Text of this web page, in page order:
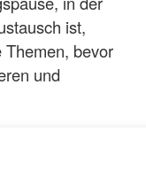
ist,
bevor
und